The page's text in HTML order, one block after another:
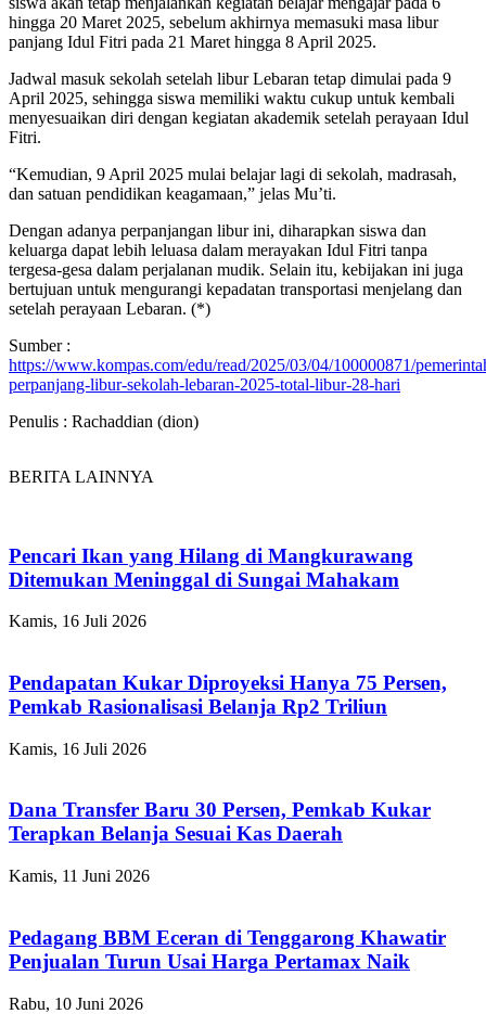
hingga 20 Maret 2025, sebelum akhirnya memasuki masa libur
panjang Idul Fitri pada 21 Maret hingga 8 April 2025.
Jadwal masuk sekolah setelah libur Lebaran tetap dimulai pada 9
April 2025, sehingga siswa memiliki waktu cukup untuk kembali
menyesuaikan diri dengan kegiatan akademik setelah perayaan Idul
Fitri.
“Kemudian, 9 April 2025 mulai belajar lagi di sekolah, madrasah,
dan satuan pendidikan keagamaan,” jelas Mu’ti.
Dengan adanya perpanjangan libur ini, diharapkan siswa dan
keluarga dapat lebih leluasa dalam merayakan Idul Fitri tanpa
tergesa-gesa dalam perjalanan mudik. Selain itu, kebijakan ini juga
bertujuan untuk mengurangi kepadatan transportasi menjelang dan
setelah perayaan Lebaran. (*)
Sumber :
https://www.kompas.com/edu/read/2025/03/04/100000871/
perpanjang-libur-sekolah-lebaran-2025-total-libur-28-hari
Penulis : Rachaddian (dion)
BERITA LAINNYA
Pencari Ikan yang Hilang di Mangkurawang
Ditemukan Meninggal di Sungai Mahakam
Kamis, 16 Juli 2026
Pendapatan Kukar Diproyeksi Hanya 75 Persen,
Pemkab Rasionalisasi Belanja Rp2 Triliun
Kamis, 16 Juli 2026
Dana Transfer Baru 30 Persen, Pemkab Kukar
Terapkan Belanja Sesuai Kas Daerah
Kamis, 11 Juni 2026
Pedagang BBM Eceran di Tenggarong Khawatir
Penjualan Turun Usai Harga Pertamax Naik
Rabu, 10 Juni 2026